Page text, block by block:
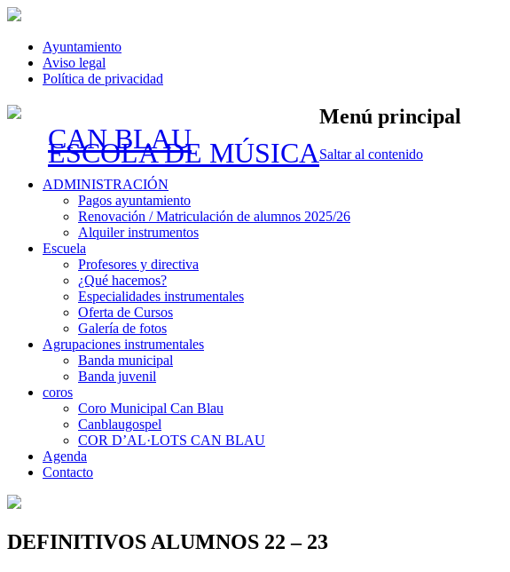
Ayuntamiento
Aviso legal
Política de privacidad
CAN BLAU
ESCOLA DE MÚSICA
Menú principal
Saltar al contenido
ADMINISTRACIÓN
Pagos ayuntamiento
Renovación / Matriculación de alumnos 2025/26
Alquiler instrumentos
Escuela
Profesores y directiva
¿Qué hacemos?
Especialidades instrumentales
Oferta de Cursos
Galería de fotos
Agrupaciones instrumentales
Banda municipal
Banda juvenil
coros
Coro Municipal Can Blau
Canblaugospel
COR D’AL·LOTS CAN BLAU
Agenda
Contacto
DEFINITIVOS ALUMNOS 22 – 23